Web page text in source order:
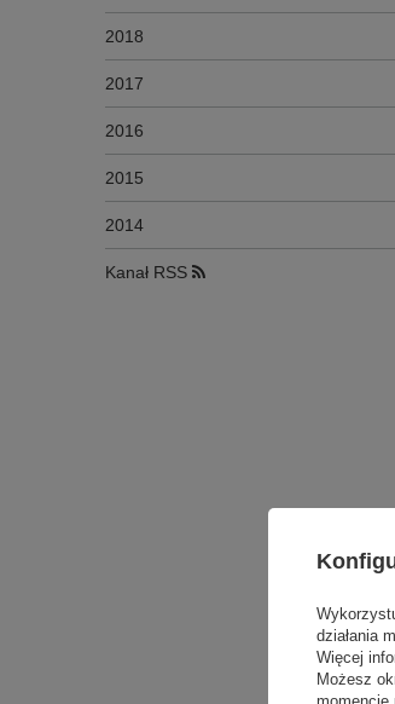
2018
2017
2016
2015
2014
Kanał RSS
działania
Więcej
Możesz
momencie